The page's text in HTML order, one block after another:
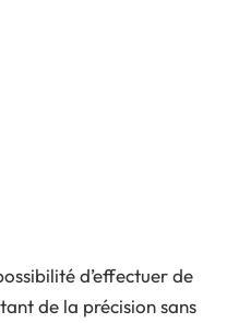
d’effectuer de
de la précision sans